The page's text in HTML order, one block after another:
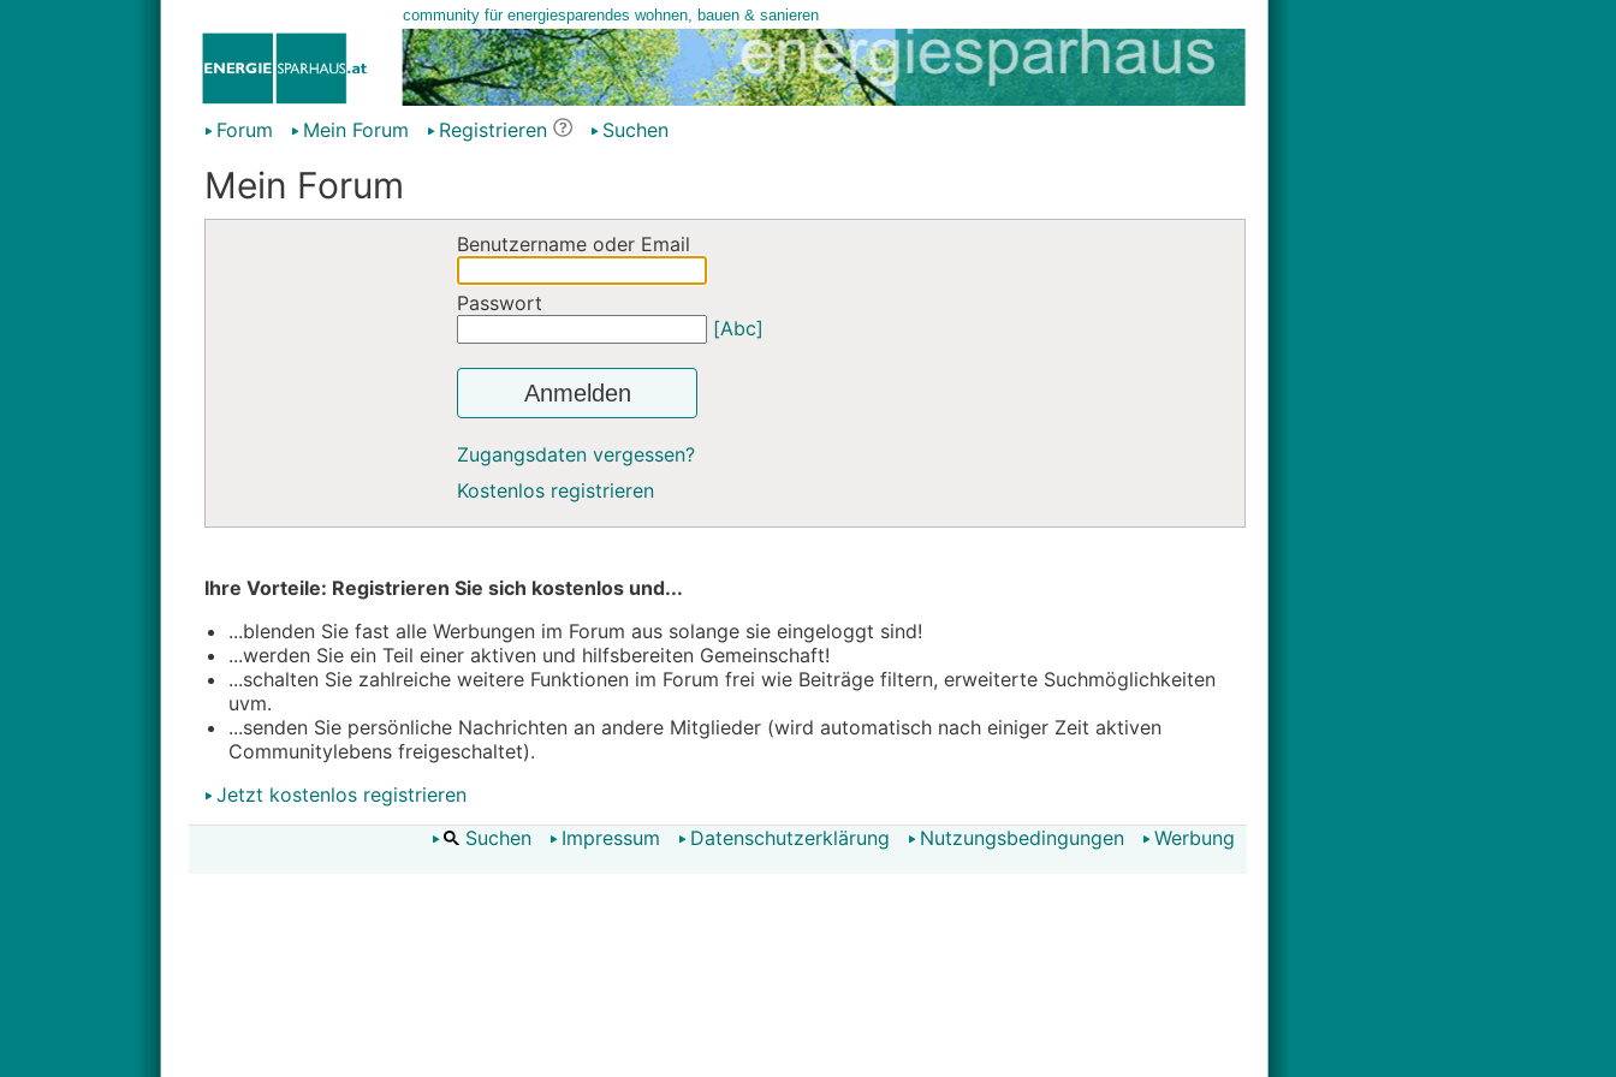
Forum Mein Forum Registrieren Suchen
Mein Forum
Benutzername oder Email
Passwort
[Abc]
Anmelden
Zugangsdaten vergessen?
Kostenlos registrieren
Ihre Vorteile: Registrieren Sie sich kostenlos und...
...blenden Sie fast alle Werbungen im Forum aus solange sie eingeloggt sind!
...werden Sie ein Teil einer aktiven und hilfsbereiten Gemeinschaft!
...schalten Sie zahlreiche weitere Funktionen im Forum frei wie Beiträge filtern, erweiterte Suchmöglichkeiten
uvm.
...senden Sie persönliche Nachrichten an andere Mitglieder (wird automatisch nach einiger Zeit aktiven
Communitylebens freigeschaltet).
Jetzt kostenlos registrieren
Suchen
Impressum Datenschutzerklärung Nutzungsbedingungen Werbung